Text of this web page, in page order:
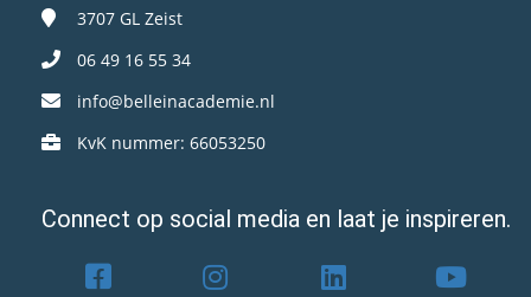
3707 GL Zeist
06 49 16 55 34
info@belleinacademie.nl
KvK nummer: 66053250
Connect op social media en laat je inspireren.